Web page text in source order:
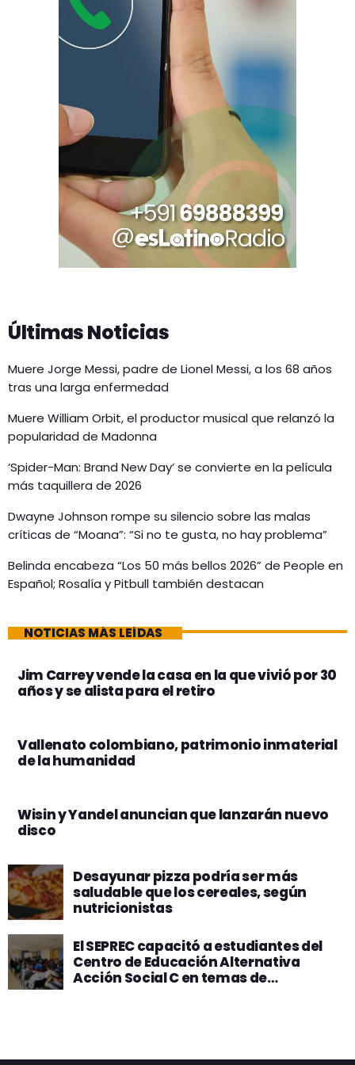
Últimas Noticias
Muere Jorge Messi, padre de Lionel Messi, a los 68 años
tras una larga enfermedad
Muere William Orbit, el productor musical que relanzó la
popularidad de Madonna
‘Spider-Man: Brand New Day’ se convierte en la película
más taquillera de 2026
Dwayne Johnson rompe su silencio sobre las malas
críticas de “Moana”: “Si no te gusta, no hay problema”
Belinda encabeza “Los 50 más bellos 2026” de People en
Español; Rosalía y Pitbull también destacan
NOTICIAS MÁS LEÍDAS
Jim Carrey vende la casa en la que vivió por 30
años y se alista para el retiro
Vallenato colombiano, patrimonio inmaterial
de la humanidad
Wisin y Yandel anuncian que lanzarán nuevo
disco
Desayunar pizza podría ser más
saludable que los cereales, según
nutricionistas
El SEPREC capacitó a estudiantes del
Centro de Educación Alternativa
Acción Social C en temas de